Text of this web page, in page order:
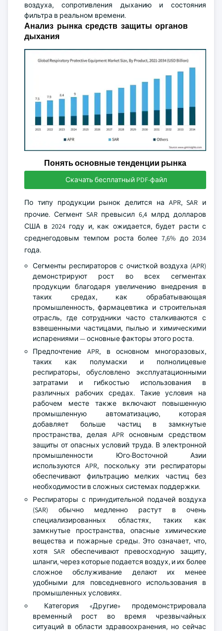
воздуха, сопротивления дыханию и состояния
фильтра в реальном времени.
Анализ рынка средств защиты органов
дыхания
Понять основные тенденции рынка
Скачать бесплатный PDF-файл
По типу продукции рынок делится на APR, SAR и
прочие. Сегмент SAR превысил 6,4 млрд долларов
США в 2024 году и, как ожидается, будет расти с
среднегодовым темпом роста более 7,6% до 2034
года.
Сегменты респираторов с очисткой воздуха (APR)
демонстрируют рост во всех сегментах
продукции благодаря увеличению внедрения в
таких средах, как обрабатывающая
промышленность, фармацевтика и строительная
отрасль, где сотрудники часто сталкиваются с
взвешенными частицами, пылью и химическими
испарениями — основные факторы этого роста.
Предпочтение APR, в основном многоразовых,
таких как полумаски и полнолицевые
респираторы, обусловлено эксплуатационными
затратами и гибкостью использования в
различных рабочих средах. Такие условия на
рабочем месте также включают повышенную
промышленную автоматизацию, которая
добавляет больше частиц в замкнутые
пространства, делая APR основным средством
защиты от опасных условий труда. В электронной
промышленности Юго-Восточной Азии
используются APR, поскольку эти респираторы
обеспечивают фильтрацию мелких частиц без
необходимости в сложных системах поддержки.
Респираторы с принудительной подачей воздуха
(SAR) обычно медленно растут в очень
специализированных областях, таких как
замкнутые пространства, опасные химические
вещества и пожарные среды. Это означает, что,
хотя SAR обеспечивают превосходную защиту,
шланги, через которые подается воздух, и их более
сложное обслуживание делают их менее
удобными для повседневного использования в
промышленных условиях.
Категория «Другие» продемонстрировала
временный рост во время чрезвычайных
ситуаций в области здравоохранения, но сейчас